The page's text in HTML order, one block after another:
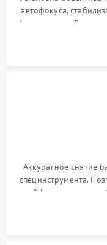
автофокуса,
фокусировки.
грибка, пыли и
Аккуратное снятие
специнструмента.
шлейфов и приводов.
линзовых групп для